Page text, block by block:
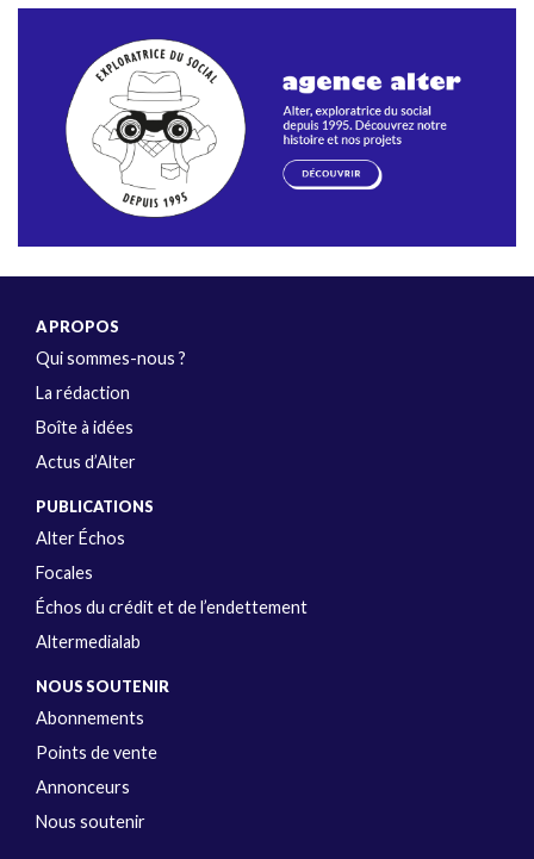
A PROPOS
Qui sommes-nous ?
La rédaction
Boîte à idées
Actus d’Alter
PUBLICATIONS
Alter Échos
Focales
Échos du crédit et de l’endettement
Altermedialab
NOUS SOUTENIR
Abonnements
Points de vente
Annonceurs
Nous soutenir